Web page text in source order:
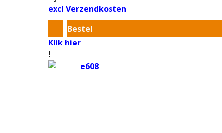
excl Verzendkosten
Bestel
Klik hier
!